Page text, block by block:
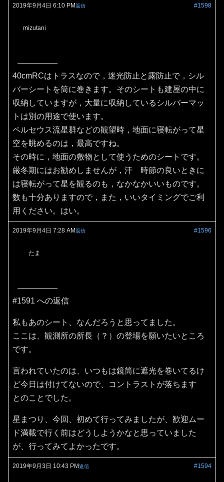
2019年9月4日 6:10 PM #1598
返信
mizutani
40cmRCはトラスなので，迷光防止と露防止で，シル
バーシートを筒に巻きます。そのシートも建屋の中に
収納していますが，大量に収納しているシルバーマッ
トは別の用途で使います。
ペルセウス流星群などの観望時，地面に寝転がって星
空を眺めるのは，最高ですね。
その時に，地面の敷物として使うためのシートです。
厳冬期にはお勧めしませんが，汗 時節の良いときに
は寝転がって星を観るのも，なかなかいいものです。
数も十分ありますので，また，いいタイミングでご利
用ください。はい。
2019年9月4日 7:28 AM #1596
返信
たま
#1591 への返信
私もあのシート、なんだろうと思ってました。
ここは、観測所の所長（？）の登場を願いたいところ
です。
言われていたのは、いつもは鏡筒に遮光を巻いてるけ
ど今日は付けてないので、コントラストが落ちます
とのことでした。
星まつり、今回、初めて行ってみましたが、歓迎ムー
ド満載で行く前はどうしようかなと思っていました
が、行ってみてよかったです。
2019年9月3日 10:43 PM #1594
返信